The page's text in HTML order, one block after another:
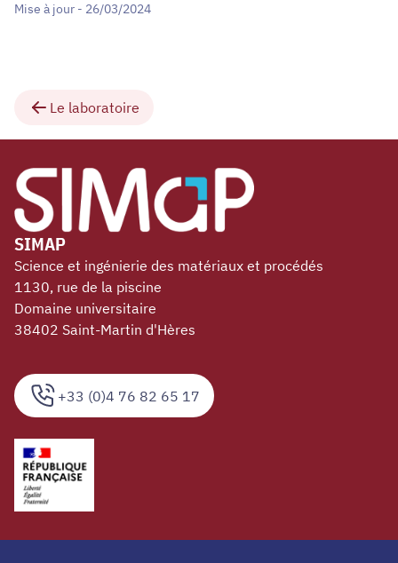
Mise à jour - 26/03/2024
Le laboratoire
+33 (0)4 76 82 65 17
SIMAP
Science et ingénierie des matériaux et procédés
1130, rue de la piscine
Domaine universitaire
38402 Saint-Martin d'Hères